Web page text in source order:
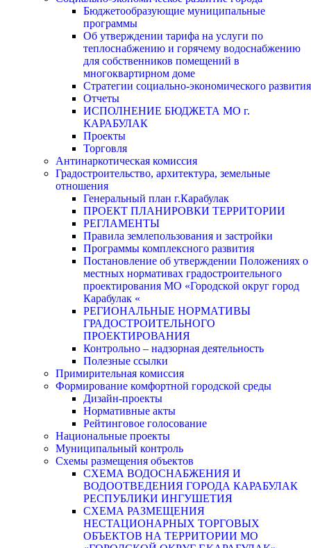
Бюджетообразующие муниципальные
программы
Об утверждении тарифа на услуги по
теплоснабжению и горячему водоснабжению
для собственников помещений в
многоквартирном доме
Стратегии социально-экономического развития
Отчеты
ИСПОЛНЕНИЕ БЮДЖЕТА МО г.
КАРАБУЛАК
Проекты
Торговля
Антинаркотическая комиссия
Градостроительство, архитектура, земельные
отношения
Генеральный план г.Карабулак
ПРОЕКТ ПЛАНИРОВКИ ТЕРРИТОРИИ
РЕГЛАМЕНТЫ
Правила землепользования и застройки
Программы комплексного развития
Постановление об утверждении Положениях о
местных нормативах градостроительного
проектирования МО «Городской округ город
Карабулак «
РЕГИОНАЛЬНЫЕ НОРМАТИВЫ
ГРАДОСТРОИТЕЛЬНОГО
ПРОЕКТИРОВАНИЯ
Контрольно – надзорная деятельность
Полезные ссылки
Примирительная комиссия
Формирование комфортной городской среды
Дизайн-проекты
Нормативные акты
Рейтинговое голосование
Национальные проекты
Муниципальный контроль
Схемы размещения объектов
СХЕМА ВОДОСНАБЖЕНИЯ И
ВОДООТВЕДЕНИЯ ГОРОДА КАРАБУЛАК
РЕСПУБЛИКИ ИНГУШЕТИЯ
СХЕМА РАЗМЕЩЕНИЯ
НЕСТАЦИОНАРНЫХ ТОРГОВЫХ
ОБЪЕКТОВ НА ТЕРРИТОРИИ МО